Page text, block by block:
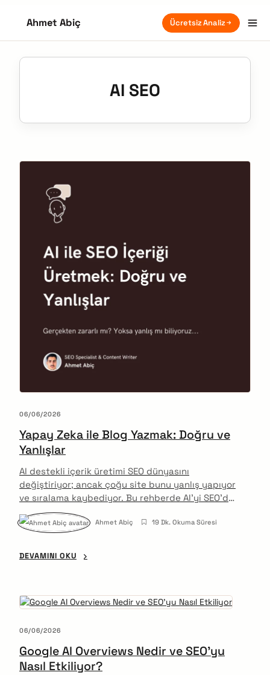
Ahmet Abiç Ücretsiz Analiz
AI SEO
06/06/2026
Yapay Zeka ile Blog Yazmak: Doğru ve
Yanlışlar
AI destekli içerik üretimi SEO dünyasını
değiştiriyor; ancak çoğu site bunu yanlış yapıyor
ve sıralama kaybediyor. Bu rehberde AI'yi SEO'da
doğru kullanmanın ve kaçınılması gereken yaygın
hataların tamamını ele alıyorum.
Ahmet Abiç 19 Dk. Okuma Süresi
DEVAMINI OKU
06/06/2026
Google AI Overviews Nedir ve SEO’yu
Nasıl Etkiliyor?